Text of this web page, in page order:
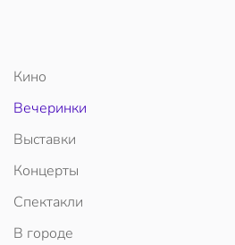
Кино
Вечеринки
Выставки
Концерты
Спектакли
В городе